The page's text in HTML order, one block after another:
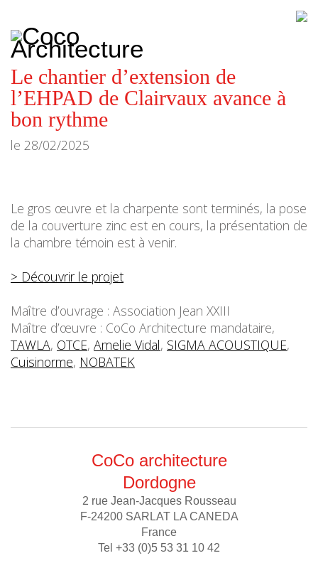
Architecture
architecture,
urbanisme,
etc.
Le chantier d’extension de
l’EHPAD de Clairvaux avance à
bon rythme
le 28/02/2025
Le gros œuvre et la charpente sont terminés, la pose
de la couverture zinc est en cours, la présentation de
la chambre témoin est à venir.
> Découvrir le projet
Maître d’ouvrage : Association Jean XXIII
Maître d’œuvre : CoCo Architecture mandataire,
TAWLA, OTCE, Amelie Vidal, SIGMA ACOUSTIQUE,
Cuisinorme, NOBATEK
CoCo architecture
Dordogne
2 rue Jean-Jacques Rousseau
F-24200 SARLAT LA CANEDA
France
Tel +33 (0)5 53 31 10 42